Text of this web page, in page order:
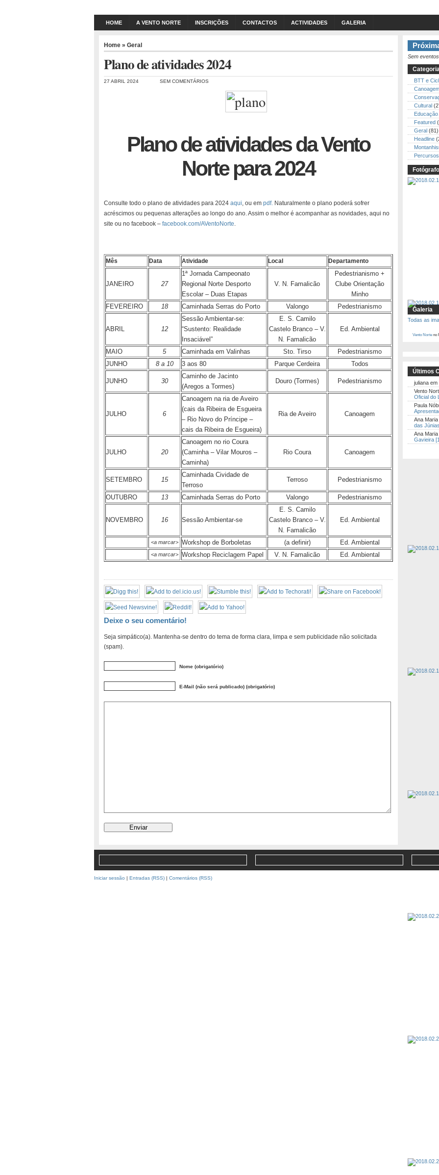
HOME A VENTO NORTE INSCRIÇÕES CONTACTOS ACTIVIDADES GALERIA
Home » Geral
Plano de atividades 2024
27 ABRIL 2024 SEM COMENTÁRIOS
Plano de atividades da Vento
Norte para 2024
Consulte todo o plano de atividades para 2024 aqui, ou em pdf. Naturalmente o plano poderá sofrer
acréscimos ou pequenas alterações ao longo do ano. Assim o melhor é acompanhar as novidades, aqui no
site ou no facebook – facebook.com/AVentoNorte.
Mês Data Atividade Local Departamento
JANEIRO 27
1ª Jornada Campeonato
Regional Norte Desporto
Escolar – Duas Etapas
V. N. Famalicão
Pedestrianismo +
Clube Orientação
Minho
FEVEREIRO
18 Caminhada Serras do Porto Valongo Pedestrianismo
ABRIL 12
Sessão Ambientar-se:
“Sustento: Realidade
Insaciável”
E. S. Camilo
Castelo Branco – V.
N. Famalicão
Ed. Ambiental
MAIO 5 Caminhada em Valinhas Sto. Tirso
Pedestrianismo
JUNHO
8 a 10 3 aos 80 Parque Cerdeira Todos
JUNHO 30
Caminho de Jacinto
(Aregos a Tormes)
Douro (Tormes) Pedestrianismo
JULHO 6
Canoagem na ria de Aveiro
(cais da Ribeira de Esgueira
– Rio Novo do Príncipe –
cais da Ribeira de Esgueira)
Ria de Aveiro Canoagem
JULHO 20
Canoagem no rio Coura
(Caminha – Vilar Mouros –
Caminha)
Rio Coura Canoagem
SETEMBRO 15
Caminhada Cividade de
Terroso
Terroso Pedestrianismo
OUTUBRO 13 Caminhada Serras do Porto Valongo Pedestrianismo
NOVEMBRO 16 Sessão Ambientar-se
E. S. Camilo
Castelo Branco – V.
N. Famalicão
Ed. Ambiental
<a marcar> Workshop de Borboletas (a definir) Ed. Ambiental
<a marcar> Workshop Reciclagem Papel V. N. Famalicão Ed. Ambiental
Deixe o seu comentário!
Seja simpático(a). Mantenha-se dentro do tema de forma clara, limpa e sem publicidade não solicitada
(spam).
Nome (obrigatório)
E-Mail (não será publicado) (obrigatório)
Sem
BTT e
Cultural
Educação
Featured
Geral (81)
Headline
Percursos
Galeria
Todas as
Vento Norte no
Últimos
juliana em
Vento
Oficial do
Paula
Ana
das
Ana
Gavieira
Iniciar sessão | Entradas (RSS) | Comentários (RSS)